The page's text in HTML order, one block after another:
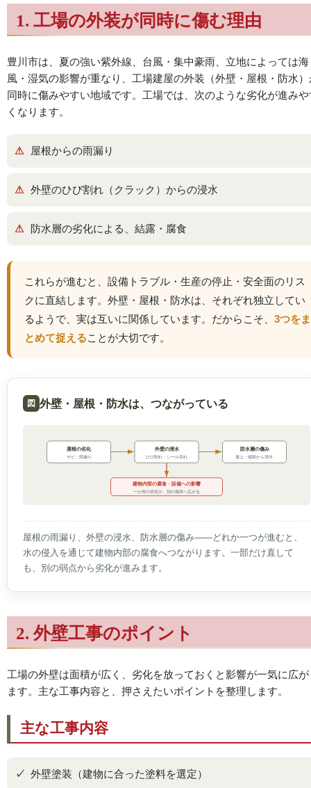
1. 工場の外装が同時に傷む理由
豊川市は、夏の強い紫外線、台風・集中豪雨、立地によっては海
風・湿気の影響が重なり、工場建屋の外装（外壁・屋根・防水）
同時に傷みやすい地域です。工場では、次のような劣化が進みや
くなります。
屋根からの雨漏り
外壁のひび割れ（クラック）からの浸水
防水層の劣化による、結露・腐食
これらが進むと、設備トラブル・生産の停止・安全面のリス
クに直結します。外壁・屋根・防水は、それぞれ独立してい
るようで、実は互いに関係しています。だからこそ、 3つをま
とめて捉えることが大切です。
外壁・屋根・防水は、つながっている
屋根の劣化
サビ・雨漏り
外壁の浸水
ひび割れ・シール切れ
防水層の傷み
屋上・端部から浸水
建物内部の腐食・設備への影響
一か所の劣化が、別の場所へ広がる
屋根の雨漏り、外壁の浸水、防水層の傷み——どれか一つが進むと、
水の侵入を通じて建物内部の腐食へつながります。一部だけ直して
も、別の弱点から劣化が進みます。
2. 外壁工事のポイント
工場の外壁は面積が広く、劣化を放っておくと影響が一気に広が
ます。主な工事内容と、押さえたいポイントを整理します。
主な工事内容
外壁塗装（建物に合った塗料を選定）